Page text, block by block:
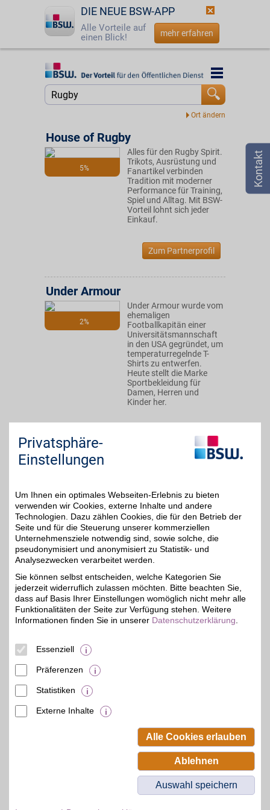
DIE NEUE BSW-APP
Alle Vorteile auf
einen Blick!
mehr erfahren
Startseite
Jetzt BSW-Mitglied werden
☎ 0800 - 279 25 82
Startseite
Suche
5%
House of Rugby
Alles für den Rugby Spirit.
Trikots, Ausrüstung und
Fanartikel verbinden
Tradition mit moderner
Performance für Training,
Spiel und Alltag. Mit BSW-
Vorteil lohnt sich jeder
Einkauf.
Zum Partnerprofil
2%
Under Armour
Under Armour wurde vom
ehemaligen
Footballkapitän einer
Universitätsmannschaft
in den USA gegründet, um
temperaturregelnde T-
Shirts zu entwerfen.
Heute stellt die Marke
Sportbekleidung für
Damen, Herren und
Kinder her.
4% Zum Partnerprofil
bis zu 20€
DAZN
Mit dem Livesport-
8.000
Sportübertragungen pro
Jahr erleben: von zu
Hause, unterwegs,
zeitversetzt oder im
Rückblick. Jetzt das
Beamten-Selbsthilfewerk GmbH.
Privatsphäre-
Einstellungen
Um Ihnen ein optimales Webseiten-Erlebnis zu bieten
verwenden wir Cookies, externe Inhalte und andere
Technologien. Dazu zählen Cookies, die für den Betrieb der
Seite und für die Steuerung unserer kommerziellen
Unternehmensziele notwendig sind, sowie solche, die
pseudonymisiert und anonymisiert zu Statistik- und
Analysezwecken verarbeitet werden.
Sie können selbst entscheiden, welche Kategorien Sie
jederzeit widerruflich zulassen möchten. Bitte beachten Sie,
dass auf Basis Ihrer Einstellungen womöglich nicht mehr alle
Funktionalitäten der Seite zur Verfügung stehen. Weitere
Informationen finden Sie in unserer Datenschutzerklärung
Essenziell
Präferenzen
Statistiken
Externe Inhalte
Alle Cookies erlauben
Ablehnen
Auswahl speichern